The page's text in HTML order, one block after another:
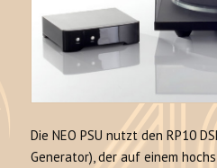
Die NEO PSU nutzt den RP10
Generator), der auf einem